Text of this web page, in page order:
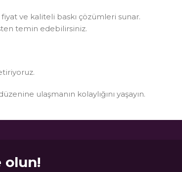
ve kaliteli baskı çözümleri sunar.
temin edebilirsiniz.
ulaşmanın kolaylığını yaşayın.
olun!